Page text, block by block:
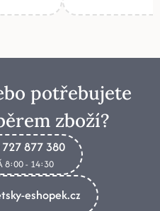
potřebujete
zboží?
877 380
8:00 - 14:30
eshopek.cz